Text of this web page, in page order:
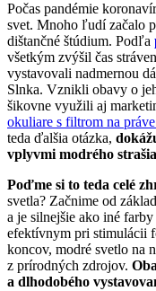
Počas pandémie
svet. Mnoho ľudí začalo
dištančné štúdium. Podľa
všetkým zvýšil čas
vystavovali nadmernou
Slnka. Vznikli obavy o
šikovne využili aj
okuliare s filtrom na
teda ďalšia otázka,
vplyvmi modrého
Poďme si to teda celé
svetla? Začnime od
a je silnejšie ako iné
efektívnym pri stimulácii
koncov, modré svetlo na
z prírodných zdrojov.
a dlhodobého